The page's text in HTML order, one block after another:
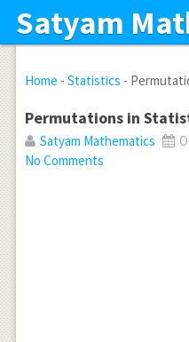
Satyam
Home - Statistics -
Permutations in
Satyam Mathematics
No Comments